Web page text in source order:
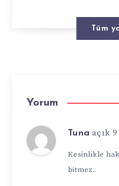
Tüm
Yorum
Tuna açık
Kesinlikle
bitmez..